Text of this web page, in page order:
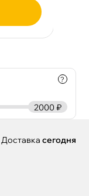
?
2000 ₽
Доставка сегодня